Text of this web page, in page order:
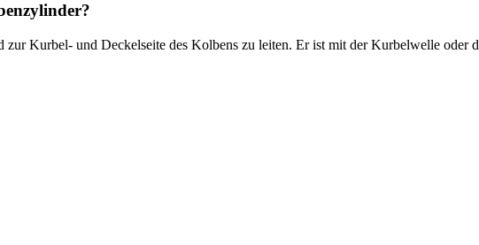
Kurbel- und Deckelseite des Kolbens zu leiten. Er ist mit der Kurbelwelle oder